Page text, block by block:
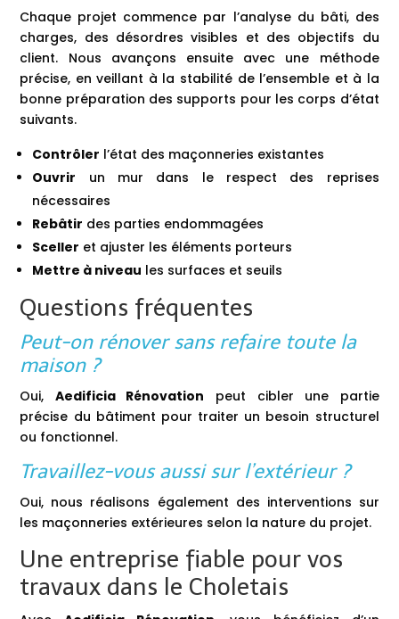
Chaque projet commence par l’analyse du bâti, des
charges, des désordres visibles et des objectifs du
client. Nous avançons ensuite avec une méthode
précise, en veillant à la stabilité de l’ensemble et à la
bonne préparation des supports pour les corps d’état
suivants.
Contrôler l’état des maçonneries existantes
Ouvrir
un mur dans le respect des reprises
nécessaires
Rebâtir des parties endommagées
Sceller et ajuster les éléments porteurs
Mettre à niveau les surfaces et seuils
Questions fréquentes
Peut-on rénover sans refaire toute la
maison ?
Oui, Aedificia Rénovation
peut cibler une partie
précise du bâtiment pour traiter un besoin structurel
ou fonctionnel.
Travaillez-vous aussi sur l’extérieur ?
Oui, nous réalisons également des interventions sur
les maçonneries extérieures selon la nature du projet.
Une entreprise fiable pour vos
travaux dans le Choletais